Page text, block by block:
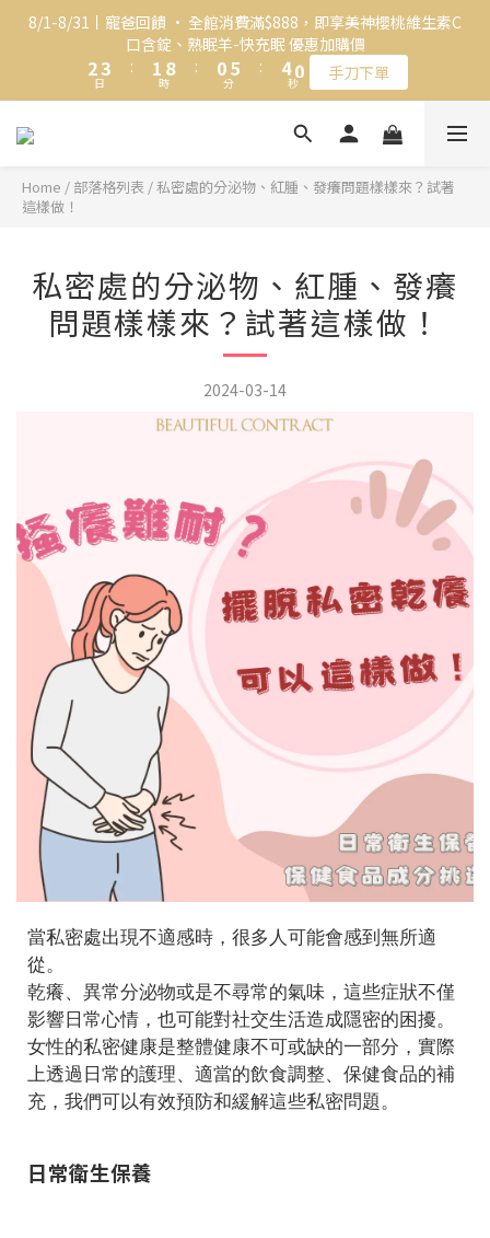
🎁 新朋友限定！加入 LINE 立即領取首購金 $50
0
5
4
3
2
2
1
0
06
5
4
3
1
8/1-8/31丨寵爸回饋 • 全館消費滿$888，即享美神櫻桃維生素C
口含錠、熟眠羊-快充眠 優惠加購價
4
2
1
5
3
2
日
:
3
2
1
0
9
8
7
3
時
:
2
1
0
7
6
5
4
0
分
:
5
4
3
2
9
8
6
4
0
秒 手刀下單
🎁 新朋友限定！加入 LINE 立即領取首購金 $50
Home / 部落格列表 /私密處的分泌物、紅腫、發癢問題樣樣來？試著
這樣做！
私密處的分泌物、紅腫、發癢
問題樣樣來？試著這樣做！
2024-03-14
當私密處出現不適感時，很多人可能會感到無所適
從。
乾癢、異常分泌物或是不尋常的氣味，這些症狀不僅
影響日常心情，也可能對社交生活造成隱密的困擾。
女性的私密健康是整體健康不可或缺的一部分，實際
上透過日常的護理、適當的飲食調整、保健食品的補
充，我們可以有效預防和緩解這些私密問題。
日常衛生保養